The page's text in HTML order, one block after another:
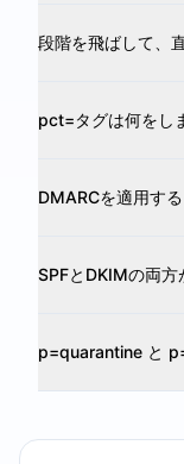
段階を飛ばして、
pct=タグは何をし
DMARCを適用す
SPFとDKIMの両方
p=quarantine と